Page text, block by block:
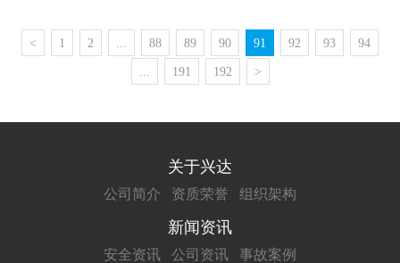
< 1 2 ... 88 89 90 91 92 93 94
... 191 192 >
关于兴达
公司简介 资质荣誉 组织架构
新闻资讯
安全资讯 公司资讯 事故案例